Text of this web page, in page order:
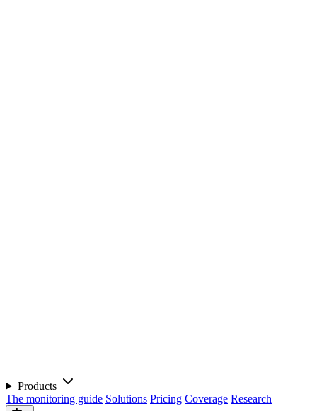
Products
The monitoring guide Solutions Pricing Coverage Research